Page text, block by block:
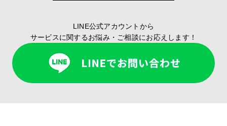
LINE公式アカウントから
サービスに関するお悩み・ご相談にお応えします！